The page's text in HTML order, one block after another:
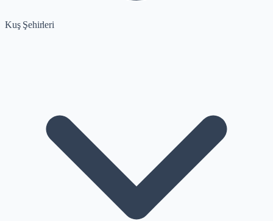
Kuş Şehirleri